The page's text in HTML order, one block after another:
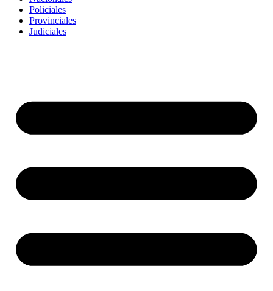
Policiales
Provinciales
Judiciales